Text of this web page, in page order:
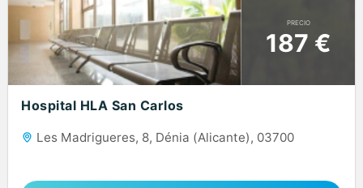
PRECIO
187 €
Hospital HLA San Carlos
Les Madrigueres, 8, Dénia (Alicante), 03700